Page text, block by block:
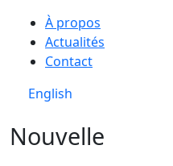
À propos
Actualités
Contact
English
Nouvelle